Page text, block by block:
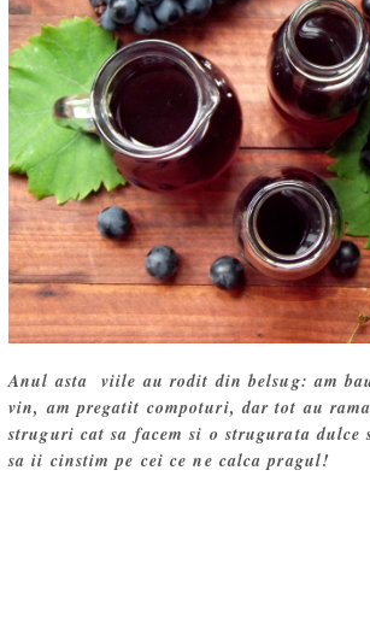
Anul asta viile au rodit din belsug: am
vin, am pregatit compoturi, dar tot au
struguri cat sa facem si o strugurata dulce
sa ii cinstim pe cei ce ne calca pragul!